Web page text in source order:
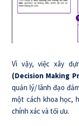
Vì vậy, việc xây
(Decision Making
quản lý/ lãnh đạo
một cách khoa học,
chính xác và tối ưu.